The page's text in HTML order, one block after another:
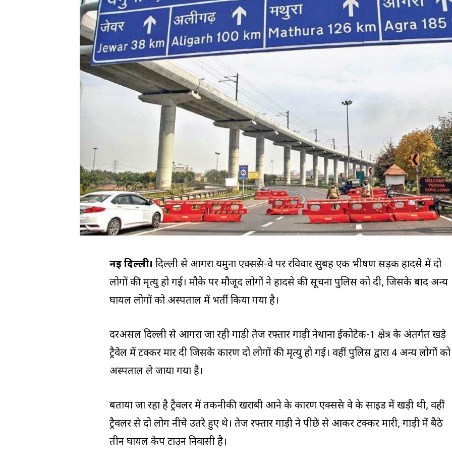
नई दिल्ली। दिल्ली से आगरा यमुना एक्सप्रेस-वे पर रविवार सुबह एक भीषण सड़क हादसे में दो
लोगों की मृत्यु हो गई। मौके पर मौजूद लोगों ने हादसे की सूचना पुलिस को दी, जिसके बाद अन्य
घायल लोगों को अस्पताल में भर्ती किया गया है।
दरअसल दिल्ली से आगरा जा रही गाड़ी तेज रफ्तार गाड़ी नेथाना ईकोटेक-1 क्षेत्र के अंतर्गत खड़े
ट्रैवेल में टक्कर मार दी जिसके कारण दो लोगों की मृत्यु हो गई। वहीं पुलिस द्वारा 4 अन्य लोगों को
अस्पताल ले जाया गया है।
बताया जा रहा है ट्रैवलर में तकनीकी खराबी आने के कारण एक्सप्रेस वे के साइड में खड़ी थी, वहीं
ट्रैवलर से दो लोग नीचे उतरे हुए थे। तेज रफ्तार गाड़ी ने पीछे से आकर टक्कर मारी, गाड़ी में बैठे
तीन घायल केप टाउन निवासी है।